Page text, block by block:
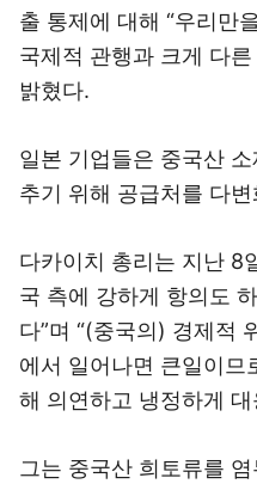
출 통제에 대해 “우리만
국제적 관행과 크게 다
밝혔다.
일본 기업들은 중국산
추기 위해 공급처를 다
다카이치 총리는 지난 8
국 측에 강하게 항의도
다”며 “(중국의) 경제적
에서 일어나면 큰일이므
해 의연하고 냉정하게
그는 중국산 희토류를